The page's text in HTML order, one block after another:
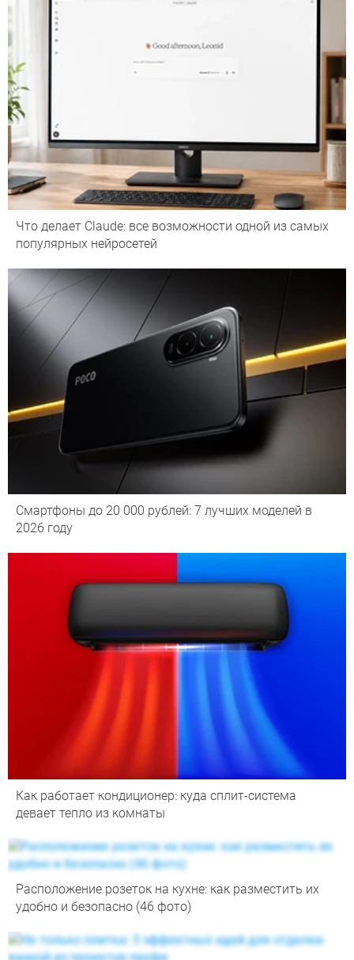
Что делает Сlaude: все возможности одной из самых
популярных нейросетей
Смартфоны до 20 000 рублей: 7 лучших моделей в
2026 году
Как работает кондиционер: куда сплит-система
девает тепло из комнаты
Расположение розеток на кухне: как разместить их
удобно и безопасно (46 фото)